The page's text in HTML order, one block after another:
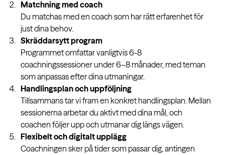
Matchning med coach
Du matchas med en coach som har rätt erfarenhet för
just dina behov.
Skräddarsytt program
Programmet omfattar vanligtvis 6-8
coachningssessioner under 6–8 månader, med teman
som anpassas efter dina utmaningar.
Handlingsplan och uppföljning
Tillsammans tar vi fram en konkret handlingsplan. Mellan
sessionerna arbetar du aktivt med dina mål, och
coachen följer upp och utmanar dig längs vägen.
Flexibelt och digitalt upplägg
Coachningen sker på tider som passar dig, antingen